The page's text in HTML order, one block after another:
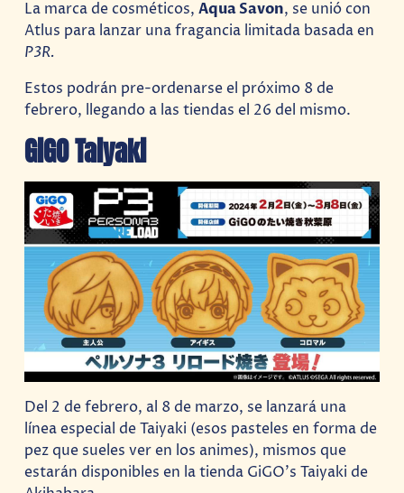
La marca de cosméticos,Aqua Savon, se unió con
Atlus para lanzar una fragancia limitada basada en
P3R.
Estos podrán pre-ordenarse el próximo 8 de
febrero, llegando a las tiendas el 26 del mismo.
GiGO Taiyaki
Del 2 de febrero, al 8 de marzo, se lanzará una
línea especial de Taiyaki (esos pasteles en forma de
pez que sueles ver en los animes), mismos que
estarán disponibles en la tienda GiGO’s Taiyaki de